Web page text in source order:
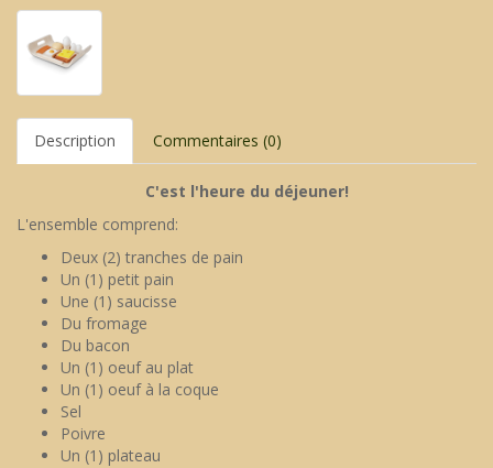
Description Commentaires (0)
C'est l'heure du déjeuner!
L'ensemble comprend:
Deux (2) tranches de pain
Un (1) petit pain
Une (1) saucisse
Du fromage
Du bacon
Un (1) oeuf au plat
Un (1) oeuf à la coque
Sel
Poivre
Un (1) plateau